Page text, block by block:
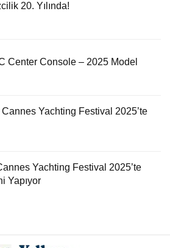
20. Yılında!
Center Console – 2025 Model
Yachting Festival 2025’te
Yachting Festival 2025’te
Yapıyor